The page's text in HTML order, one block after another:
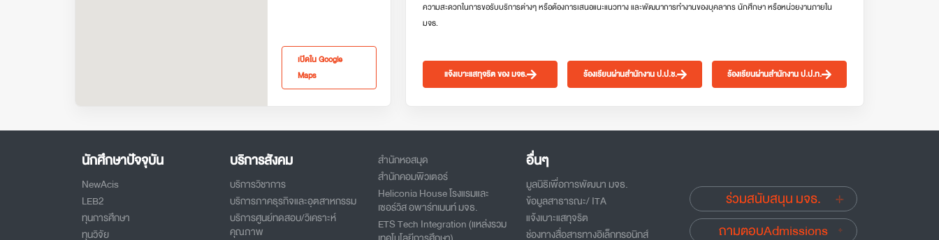
เปิดใน Google
Maps
ความสะดวกในการขอรับบริการต่างๆ หรือต้องการเสนอแนะแนวทาง และพัฒนาการทำงานของบุคลากร นักศึกษา หรือหน่วยงานภายใน
มจธ.
แจ้งเบาะแสทุจริต ของ มจธ. ร้องเรียนผ่านสำนักงาน ป.ป.ช. ร้องเรียนผ่านสำนักงาน ป.ป.ท.
นักศึกษาปัจจุบัน
NewAcis
LEB2
ทุนการศึกษา
ทุนวิจัย
บริการสังคม
บริการวิชาการ
บริการภาคธุรกิจและอุตสาหกรรม
บริการศูนย์ทดสอบ/วิเคราะห์
คุณภาพ
สำนักหอสมุด
สำนักคอมพิวเตอร์
Heliconia House โรงแรมและ
เซอร์วิส อพาร์ทเมนท์ มจธ.
ETS Tech Integration (แหล่งรวม
อื่นๆ
มูลนิธิเพื่อการพัฒนา มจธ.
ข้อมูลสาธารณะ/ ITA
แจ้งเบาะแสทุจริต
ช่องทางสื่อสารทางอิเล็กทรอนิกส์
ร่วมสนับสนุน มจธ.
ถามตอบAdmissions